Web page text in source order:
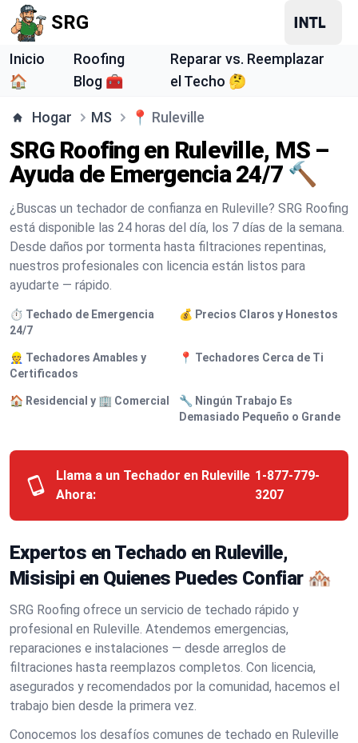
SRG
Inicio
🏠
Roofing
Blog 🧰
Reparar vs. Reemplazar
el Techo 🤔
Hogar MS 📍 Ruleville
SRG Roofing en Ruleville, MS –
Ayuda de Emergencia 24/7 🔨
¿Buscas un techador de confianza en Ruleville? SRG Roofing
está disponible las 24 horas del día, los 7 días de la semana.
Desde daños por tormenta hasta filtraciones repentinas,
nuestros profesionales con licencia están listos para
ayudarte — rápido.
⏱️ Techado de Emergencia
24/7
💰 Precios Claros y Honestos
👷 Techadores Amables y
Certificados
📍 Techadores Cerca de Ti
🏠 Residencial y 🏢 Comercial
🔧 Ningún Trabajo Es
Demasiado Pequeño o Grande
Llama a un Techador en Ruleville
Ahora:
1-877-779-
3207
Expertos en Techado en Ruleville,
Misisipi en Quienes Puedes Confiar 🏘️
SRG Roofing ofrece un servicio de techado rápido y
profesional en Ruleville. Atendemos emergencias,
reparaciones e instalaciones — desde arreglos de
filtraciones hasta reemplazos completos. Con licencia,
asegurados y recomendados por la comunidad, hacemos el
trabajo bien desde la primera vez.
Conocemos los desafíos comunes de techado en Ruleville